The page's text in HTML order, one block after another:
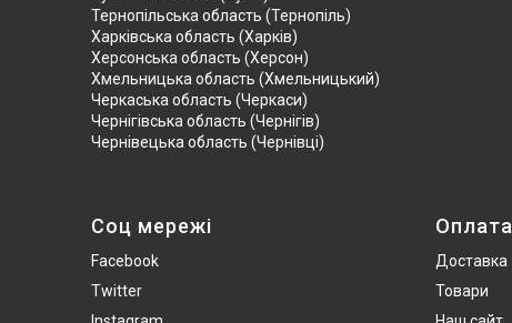
Тернопільська область (Тернопіль)
Харківська область (Харків)
Херсонська область (Херсон)
Хмельницька область (Хмельницький)
Черкаська область (Черкаси)
Чернігівська область (Чернігів)
Чернівецька область (Чернівці)
Соц мережі
Facebook
Twitter
Оплата
Доставка
Товари